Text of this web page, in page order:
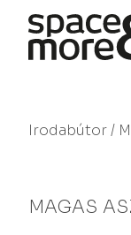
Irodabútor/
MAGAS